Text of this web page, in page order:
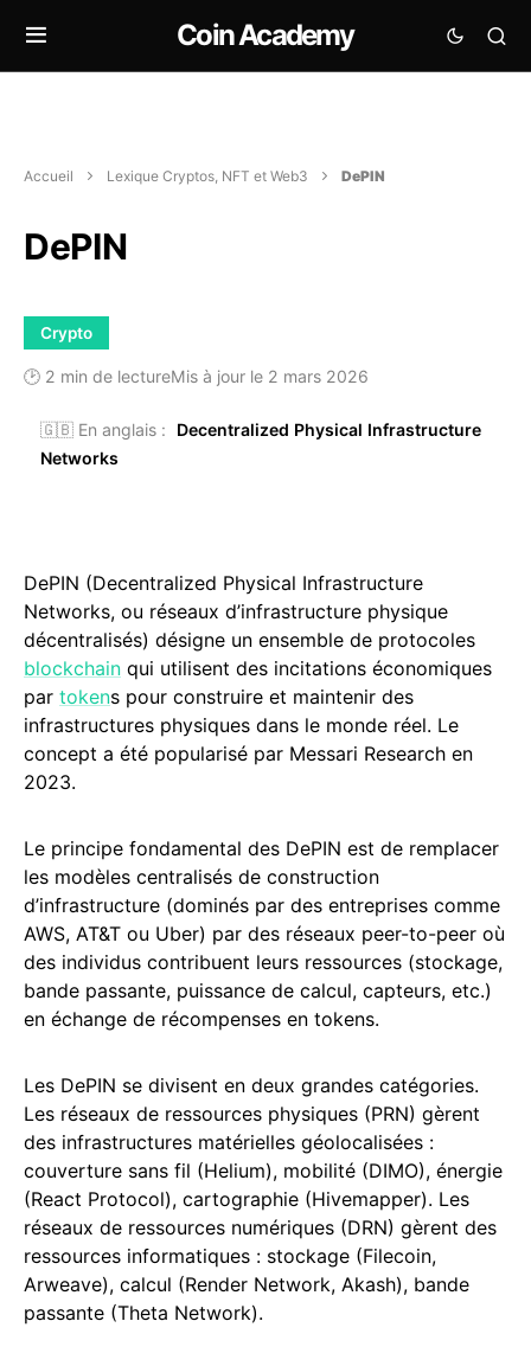
Coin Academy
Accueil Lexique Cryptos, NFT et Web3 DePIN
DePIN
Crypto
🕑 2 min de lectureMis à jour le 2 mars 2026
🇬🇧 En anglais :
Decentralized Physical Infrastructure
Networks
DePIN (Decentralized Physical Infrastructure
Networks, ou réseaux d’infrastructure physique
décentralisés) désigne un ensemble de protocoles
blockchain qui utilisent des incitations économiques
par tokens pour construire et maintenir des
infrastructures physiques dans le monde réel. Le
concept a été popularisé par Messari Research en
2023.
Le principe fondamental des DePIN est de remplacer
les modèles centralisés de construction
d’infrastructure (dominés par des entreprises comme
AWS, AT&T ou Uber) par des réseaux peer-to-peer où
des individus contribuent leurs ressources (stockage,
bande passante, puissance de calcul, capteurs, etc.)
en échange de récompenses en tokens.
Les DePIN se divisent en deux grandes catégories.
Les réseaux de ressources physiques (PRN) gèrent
des infrastructures matérielles géolocalisées :
couverture sans fil (Helium), mobilité (DIMO), énergie
(React Protocol), cartographie (Hivemapper). Les
réseaux de ressources numériques (DRN) gèrent des
ressources informatiques : stockage (Filecoin,
Arweave), calcul (Render Network, Akash), bande
passante (Theta Network).